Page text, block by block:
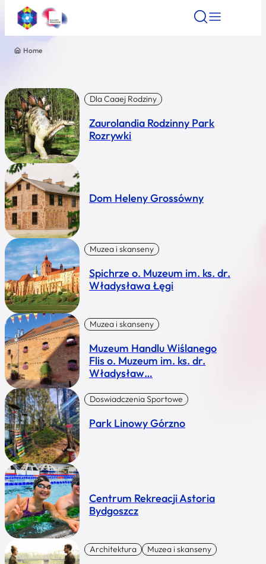
Nazwa atrakcji
Miasto
Kategoria
Home
Dla Caaej Rodziny
Zaurolandia Rodzinny Park
Rozrywki
Dom Heleny Grossówny
Muzea i skanseny
Spichrze o. Muzeum im. ks. dr.
Władysława Łęgi
Muzea i skanseny
Muzeum Handlu Wiślanego
Flis o. Muzeum im. ks. dr.
Władysław…
Doswiadczenia Sportowe
Park Linowy Górzno
Centrum Rekreacji Astoria
Bydgoszcz
Architektura Muzea i skanseny